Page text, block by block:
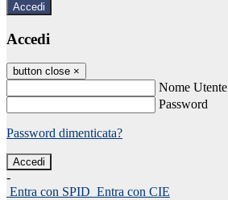
Accedi
Accedi
button close ×
Nome Utente
Password
Password dimenticata?
-
Entra con SPID Entra con CIE